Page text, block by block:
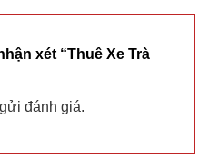
xét “Thuê Xe Trà
đánh giá.